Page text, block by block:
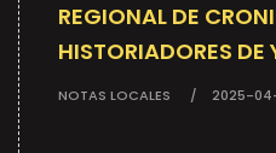
REGIONAL DE
HISTORIADORES DE
NOTAS LOCALES 2025-